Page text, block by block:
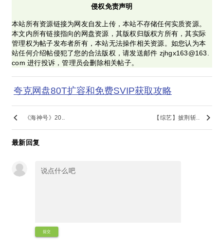
侵权免责声明
本站所有资源链接为网友自发上传，本站不存储任何实质资源。
本文内所有链接指向的网盘资源，其版权归版权方所有，其实际
管理权为帖子发布者所有，本站无法操作相关资源。如您认为本
站任何介绍帖侵犯了您的合法版权，请发送邮件 zjhgx163@163.
com 进行投诉，管理员会删除相关帖子。
夸克网盘80T扩容和免费SVIP获取攻略
keyboard_arrow_left 《海神号》20.. 【综艺】披荆斩.. keyboard_arrow_right
最新回复
提交